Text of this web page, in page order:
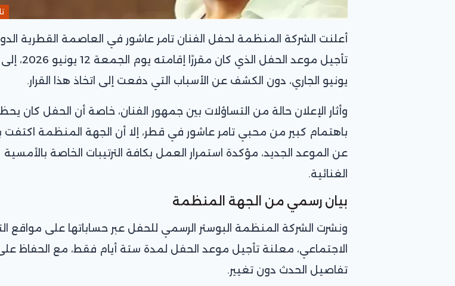
أعلنت الشركة المنظمة لحفل الفنان تامر عاشور في العاصمة القطرية
يونيو الجاري، دون الكشف عن الأسباب التي دفعت إلى اتخاذ هذا القرار.
وأثار الإعلان حالة من التساؤلات بين جمهور الفنان، خاصة أن الحفل كان
باهتمام كبير من محبي تامر عاشور في قطر، إلا أن الجهة المنظمة اكتفت
عن الموعد الجديد، مؤكدة استمرار العمل بكافة الترتيبات الخاصة بالأمسية
الغنائية.
بيان رسمي من الجهة المنظمة
ونشرت الشركة المنظمة البوستر الرسمي للحفل عبر حساباتها على مواقع
الاجتماعي، معلنة تأجيل موعد الحفل لمدة ستة أيام فقط، مع الحفاظ
تفاصيل الحدث دون تغيير.